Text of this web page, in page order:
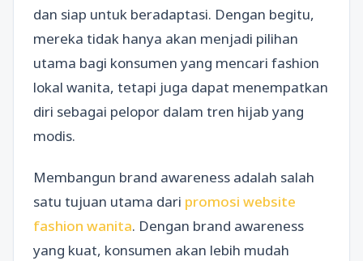
dan siap untuk beradaptasi. Dengan begitu,
mereka tidak hanya akan menjadi pilihan
utama bagi konsumen yang mencari fashion
lokal wanita, tetapi juga dapat menempatkan
diri sebagai pelopor dalam tren hijab yang
modis.
Membangun brand awareness adalah salah
satu tujuan utama dari promosi website
fashion wanita. Dengan brand awareness
yang kuat, konsumen akan lebih mudah